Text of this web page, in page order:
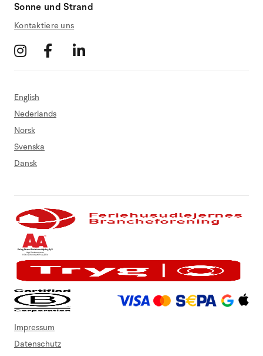
Sonne und Strand
Kontaktiere uns
English
Nederlands
Norsk
Svenska
Dansk
Impressum
Datenschutz